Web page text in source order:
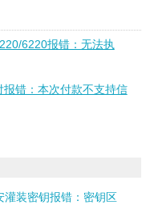
6220报错：无法执
报错：本次付款不支持信
灌装密钥报错：密钥区